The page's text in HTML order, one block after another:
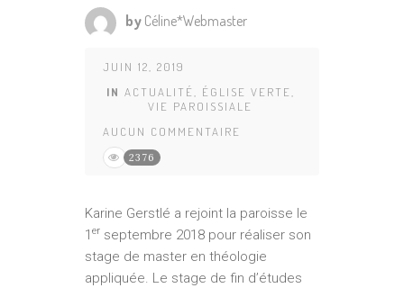
by Céline*Webmaster
JUIN 12, 2019
IN ACTUALITÉ ÉGLISE VERTE
VIE PAROISSIALE
AUCUN COMMENTAIRE
2376
Karine Gerstlé a rejoint la paroisse le
1 er septembre 2018 pour réaliser son
stage de master en théologie
appliquée. Le stage de fin d’études